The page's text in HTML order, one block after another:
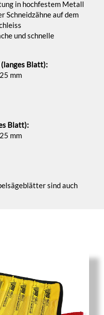
in hochfestem Metall
Schneidzähne auf dem
und schnelle
(langes Blatt):
mm
Blatt):
mm
sind auch